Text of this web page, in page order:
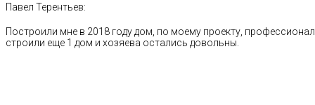
Павел Терентьев:
Построили мне в 2018 году дом, по моему проекту,
строили еще 1 дом и хозяева остались довольны.